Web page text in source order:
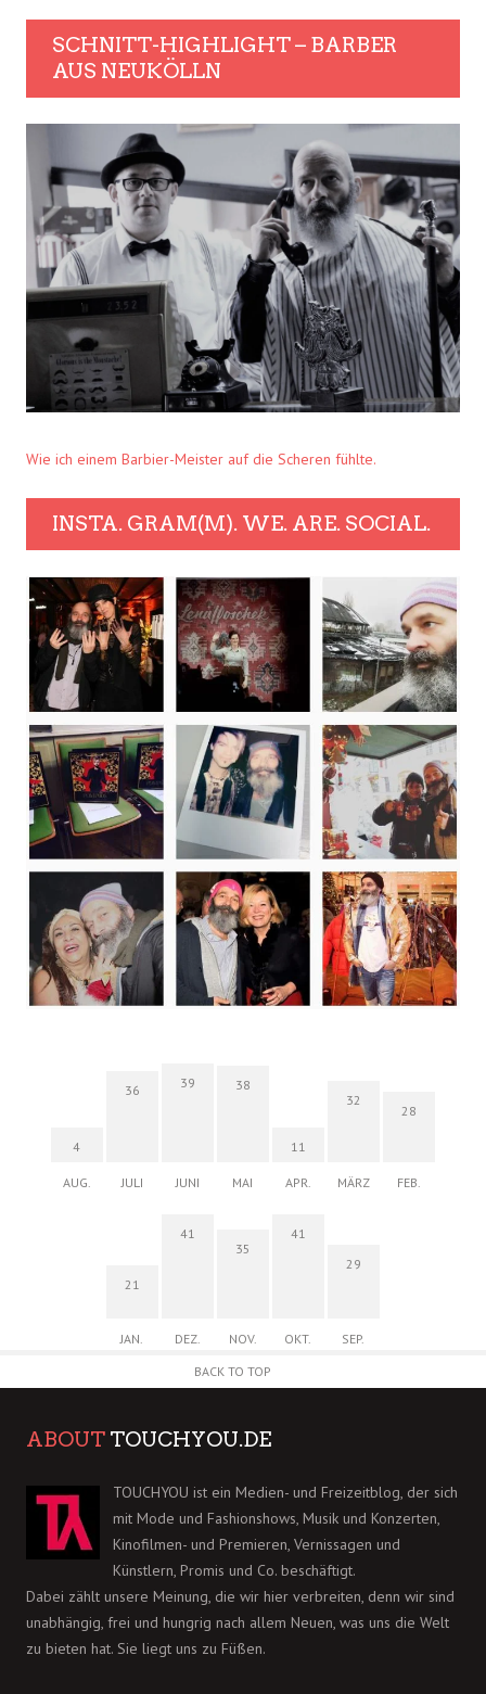
SCHNITT-HIGHLIGHT – BARBER
AUS NEUKÖLLN
Wie ich einem Barbier-Meister auf die Scheren fühlte.
INSTA. GRAM(M). WE. ARE. SOCIAL.
4
AUG.
36
JULI
39
JUNI
38
MAI
11
APR.
32
MÄRZ
28
FEB.
21
JAN.
41
DEZ.
35
NOV.
41
OKT.
29
SEP.
BACK TO TOP
ABOUT TOUCHYOU.DE
TOUCHYOU ist ein Medien- und Freizeitblog, der sich
mit Mode und Fashionshows, Musik und Konzerten,
Kinofilmen- und Premieren, Vernissagen und
Künstlern, Promis und Co. beschäftigt.
Dabei zählt unsere Meinung, die wir hier verbreiten, denn wir sind
unabhängig, frei und hungrig nach allem Neuen, was uns die Welt
zu bieten hat. Sie liegt uns zu Füßen.